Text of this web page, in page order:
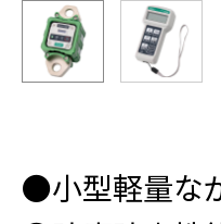
●小型軽量な